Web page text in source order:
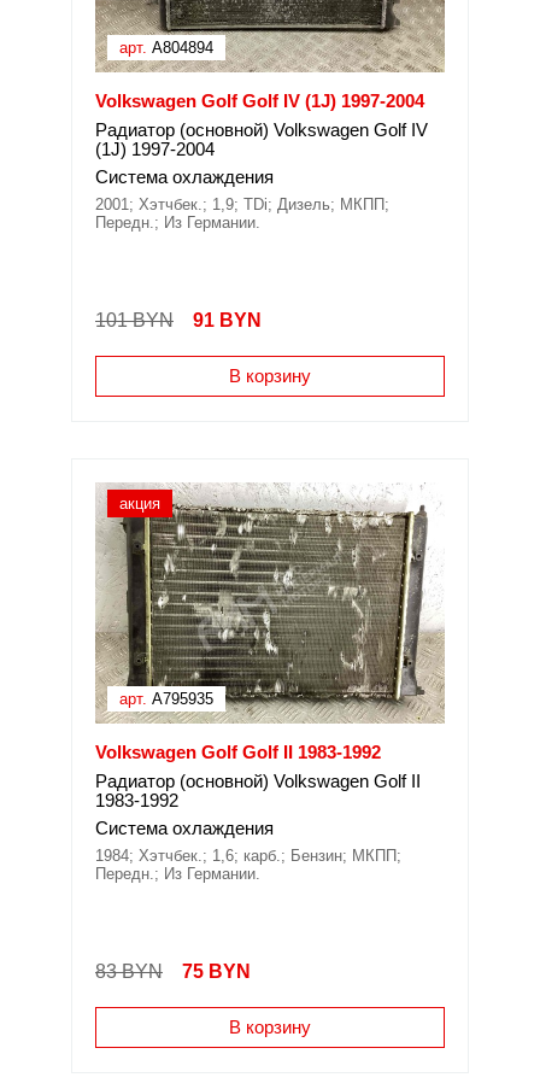
арт. A804894
Volkswagen Golf Golf IV (1J) 1997-2004
Радиатор (основной) Volkswagen Golf IV
(1J) 1997-2004
Система охлаждения
2001; Хэтчбек.; 1,9; TDi; Дизель; МКПП;
Передн.; Из Германии.
101 BYN 91 BYN
В корзину
акция
арт. A795935
Volkswagen Golf Golf II 1983-1992
Радиатор (основной) Volkswagen Golf II
1983-1992
Система охлаждения
1984; Хэтчбек.; 1,6; карб.; Бензин; МКПП;
Передн.; Из Германии.
83 BYN 75 BYN
В корзину